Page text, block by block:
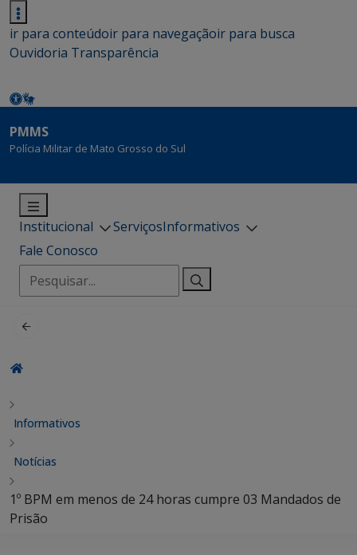
ir para conteúdoir para navegaçãoir para busca
Ouvidoria Transparência
PMMS
Polícia Militar de Mato Grosso do Sul
Institucional ServiçosInformativos
Fale Conosco
Pesquisar
por:
Informativos
Notícias
1º BPM em menos de 24 horas cumpre 03 Mandados de
Prisão